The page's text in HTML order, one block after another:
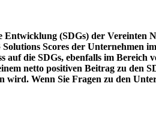
(SDGs) der Vereinten
Scores der Unternehmen
die SDGs, ebenfalls im Bereich
netto positiven Beitrag zu den
Wenn Sie Fragen zu den